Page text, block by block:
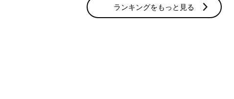
ランキングをもっと見る